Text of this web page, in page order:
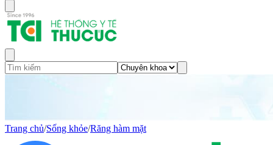
Trang chủ/Sống khỏe/Răng hàm mặt